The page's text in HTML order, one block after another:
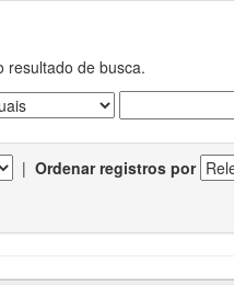
resultado de busca.
| Ordenar registros por